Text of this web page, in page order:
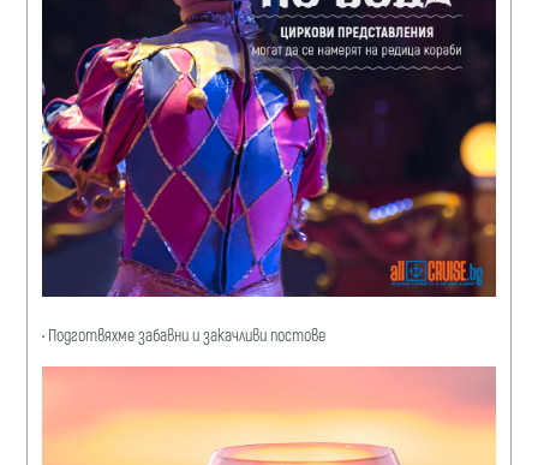
• Подготвяхме забавни и закачливи постове